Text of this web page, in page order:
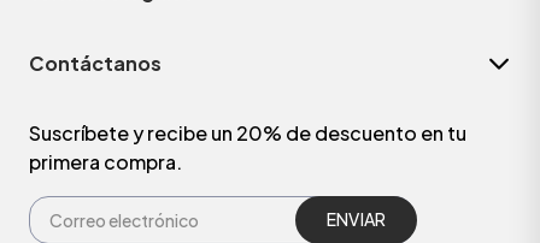
Contáctanos
Suscríbete y recibe un 20% de descuento en tu
primera compra.
ENVIAR